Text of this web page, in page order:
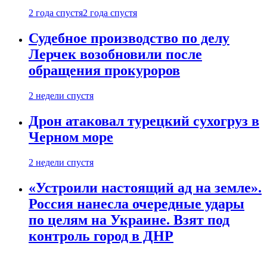
2 года спустя2 года спустя
Судебное производство по делу
Лерчек возобновили после
обращения прокуроров
2 недели спустя
Дрон атаковал турецкий сухогруз в
Черном море
2 недели спустя
«Устроили настоящий ад на земле».
Россия нанесла очередные удары
по целям на Украине. Взят под
контроль город в ДНР